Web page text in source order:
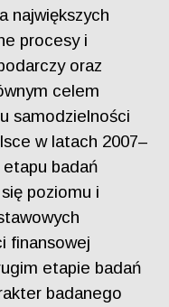
największych
procesy i
oraz
celem
samodzielności
w latach 2007–
badań
poziomu i
finansowej
etapie badań
badanego